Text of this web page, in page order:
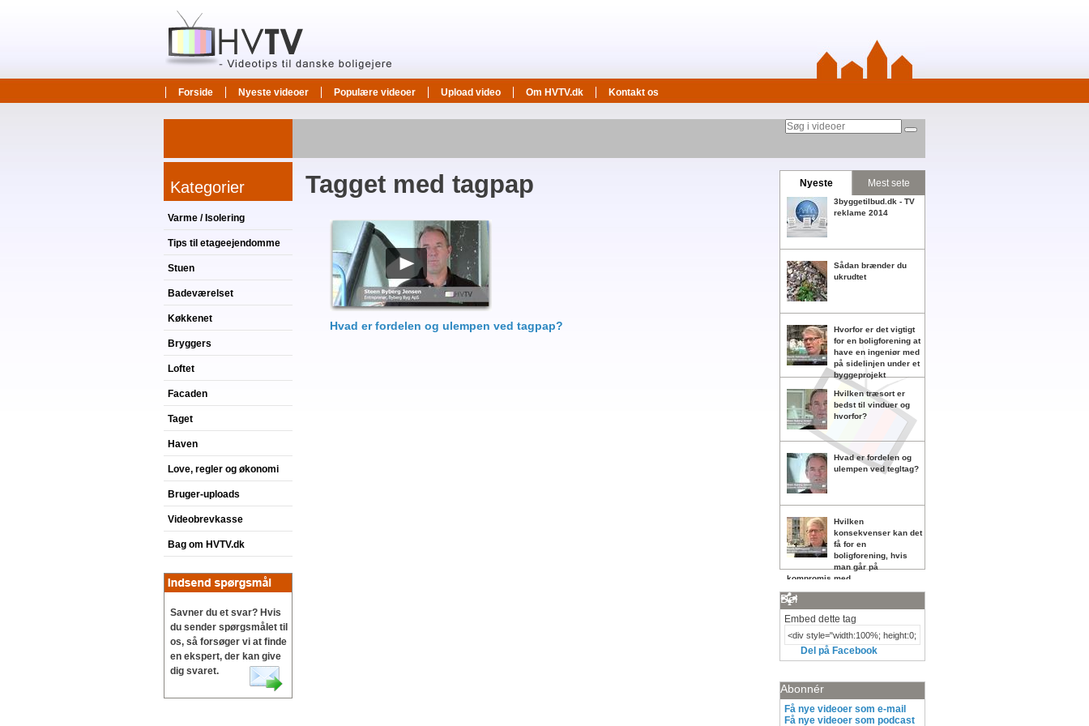
Forside Nyeste videoer Populære videoer Upload video Om HVTV.dk Kontakt os
Kategorier
Varme / Isolering
Tips til etageejendomme
Stuen
Badeværelset
Køkkenet
Bryggers
Loftet
Facaden
Taget
Haven
Love, regler og økonomi
Bruger-uploads
Videobrevkasse
Bag om HVTV.dk
Savner du et svar? Hvis
du sender spørgsmålet til
os, så forsøger vi at finde
en ekspert, der kan give
dig svaret.
Nyeste Mest sete
3byggetilbud.dk - TV
reklame 2014
Sådan brænder du
ukrudtet
Hvorfor er det vigtigt
for en boligforening at
have en ingeniør med
på sidelinjen under et
byggeprojekt
Hvilken træsort er
bedst til vinduer og
hvorfor?
Hvad er fordelen og
ulempen ved tegltag?
Hvilken
konsekvenser kan det
få for en
boligforening, hvis
man går på
kompromis med
Del
Embed dette tag
Del på Facebook
Abonnér
Få nye videoer som e-mail
Få nye videoer som podcast
Tagget med tagpap
Hvad er fordelen og ulempen ved tagpap?